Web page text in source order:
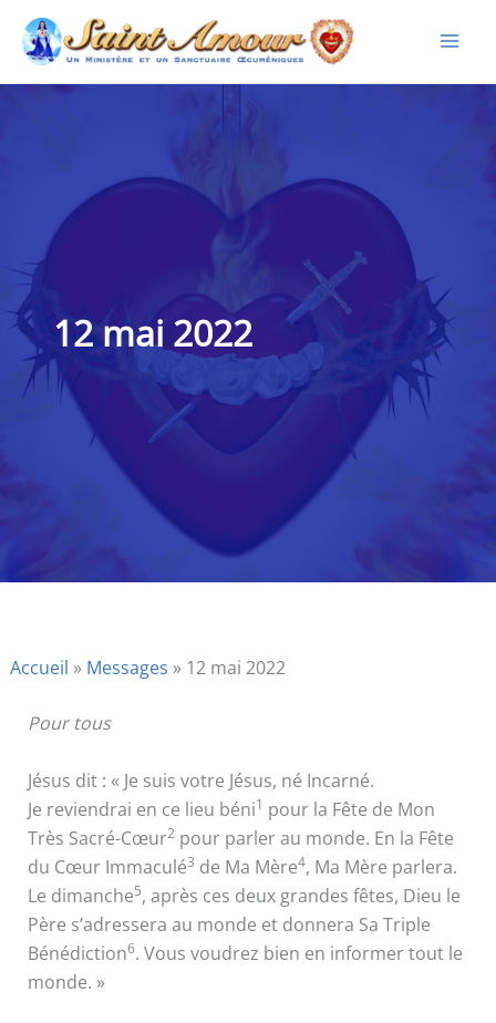
Aller
contenu
12 mai 2022
Accueil » Messages » 12 mai 2022
Pour tous
Jésus dit : « Je suis votre Jésus, né Incarné.
Je reviendrai en ce lieu béni1 pour la Fête de Mon
Très Sacré-Cœur2 pour parler au monde. En la Fête
du Cœur Immaculé3 de Ma Mère4, Ma Mère parlera.
Le dimanche5, après ces deux grandes fêtes, Dieu le
Père s’adressera au monde et donnera Sa Triple
Bénédiction6. Vous voudrez bien en informer tout le
monde. »